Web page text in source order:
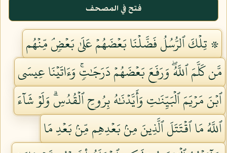
فتح في المصحف
۞ تِلۡكَ ٱلرُّسُلُ فَضَّلۡنَا بَعۡضَهُمۡ عَلَىٰ بَعۡضٖۘ مِّنۡهُم
مَّن كَلَّمَ ٱللَّهُۖ وَرَفَعَ بَعۡضَهُمۡ دَرَجَٰتٖۚ وَءَاتَيۡنَا عِيسَى
ٱبۡنَ مَرۡيَمَ ٱلۡبَيِّنَٰتِ وَأَيَّدۡنَٰهُ بِرُوحِ ٱلۡقُدُسِۗ وَلَوۡ شَآءَ
ٱللَّهُ مَا ٱقۡتَتَلَ ٱلَّذِينَ مِنۢ بَعۡدِهِم مِّنۢ بَعۡدِ مَا